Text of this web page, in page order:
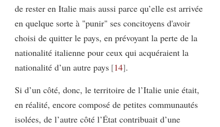
de rester en Italie mais aussi parce qu’elle est arrivée
en quelque sorte à "punir" ses concitoyens d'avoir
choisi de quitter le pays, en prévoyant la perte de la
nationalité italienne pour ceux qui acquéraient la
nationalité d’un autre pays 14 .
Si d’un côté, donc, le territoire de l’Italie unie était,
en réalité, encore composé de petites communautés
isolées, de l’autre côté l’État contribuait d’une